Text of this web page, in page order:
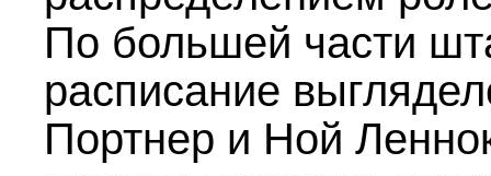
По большей части
расписание
Портнер и Ной